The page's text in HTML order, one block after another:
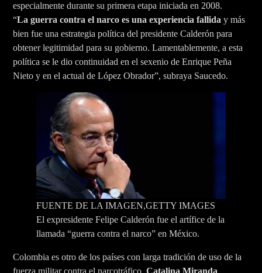
especialmente durante su primera etapa iniciada en 2008.
“La guerra contra el narco es una experiencia fallida y más
bien fue una estrategia política del presidente Calderón para
obtener legitimidad para su gobierno. Lamentablemente, a esta
política se le dio continuidad en el sexenio de Enrique Peña
Nieto y en el actual de López Obrador”, subraya Saucedo.
FUENTE DE LA IMAGEN,GETTY IMAGES
El expresidente Felipe Calderón fue el artífice de la
llamada “guerra contra el narco” en México.
Colombia es otro de los países con larga tradición de uso de la
fuerza militar contra el narcotráfico.Catalina Miranda